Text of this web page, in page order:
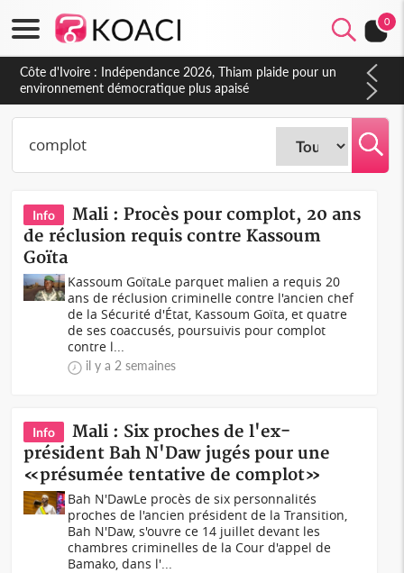
0
Côte d'Ivoire : Indépendance 2026, Thiam plaide pour un
environnement démocratique plus apaisé
Info
Mali : Procès pour complot, 20 ans
de réclusion requis contre Kassoum
Goïta
Kassoum GoïtaLe parquet malien a requis 20
ans de réclusion criminelle contre l'ancien chef
de la Sécurité d'État, Kassoum Goïta, et quatre
de ses coaccusés, poursuivis pour complot
contre l...
il y a 2 semaines
Info
Mali : Six proches de l'ex-
président Bah N'Daw jugés pour une
«présumée tentative de complot»
Bah N'DawLe procès de six personnalités
proches de l'ancien président de la Transition,
Bah N'Daw, s'ouvre ce 14 juillet devant les
chambres criminelles de la Cour d'appel de
Bamako, dans l'...